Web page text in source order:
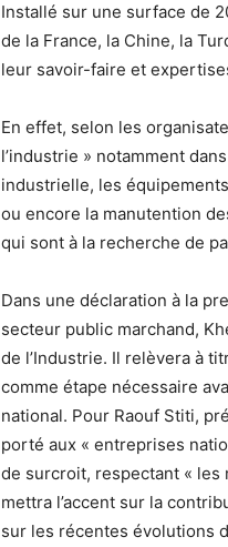
Installé sur une surface de
de la France, la Chine, la
leur savoir-faire et
En effet, selon les
l’industrie » notamment
industrielle, les
ou encore la manutention
qui sont à la recherche de
Dans une déclaration à la
secteur public marchand,
de l’Industrie. Il relèvera à
comme étape nécessaire
national. Pour Raouf Stiti,
porté aux « entreprises
de surcroit, respectant « les
mettra l’accent sur la
sur les récentes évolutions